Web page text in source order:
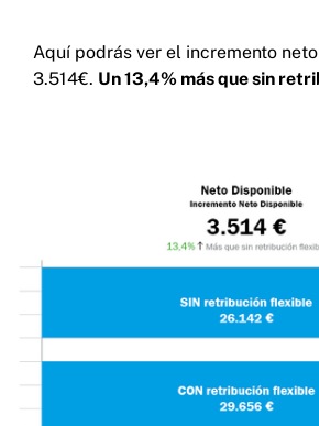
Aquí podrás ver el incremento
3.514€. Un 13,4% más que sin